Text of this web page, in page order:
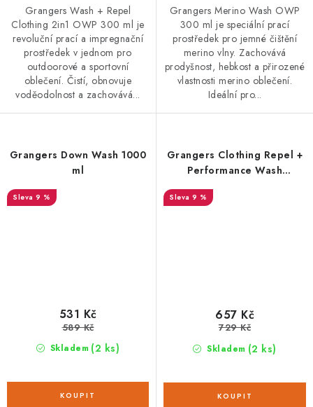
Grangers Wash + Repel
Clothing 2in1 OWP 300 ml je
revoluční prací a impregnační
prostředek v jednom pro
outdoorové a sportovní
oblečení. Čistí, obnovuje
voděodolnost a zachovává...
Grangers Merino Wash OWP
300 ml je speciální prací
prostředek pro jemné čištění
merino vlny. Zachovává
prodyšnost, hebkost a přirozené
vlastnosti merino oblečení.
Ideální pro...
Grangers Down Wash 1000
ml
9 %
Skladem (2 ks)
531 Kč
589 Kč
Grangers Clothing Repel +
Performance Wash
Concentrate OWP 300 ml
9 %
Skladem (2 ks)
657 Kč
729 Kč